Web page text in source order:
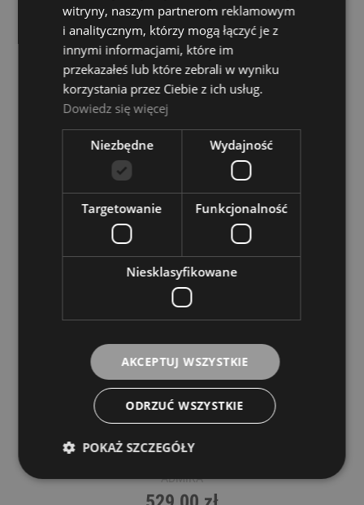
319,00 zł
DO KOSZYKA
Admira Elsa Gitara klasyczna 3/4
ADMIRA
witryny, naszym partnerom reklamowym
i analitycznym, którzy mogą łączyć je z
innymi informacjami, które im
przekazałeś lub które zebrali w wyniku
korzystania przez Ciebie z ich usług.
Dowiedz się więcej
Niezbędne Wydajność
Targetowanie Funkcjonalność
Niesklasyfikowane
AKCEPTUJ WSZYSTKIE
ODRZUĆ WSZYSTKIE
POKAŻ SZCZEGÓŁY